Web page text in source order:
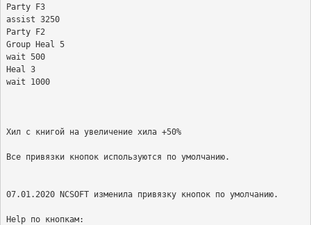
Party F3
assist 3250
Party F2
Group Heal 5
wait 500
Heal 3
wait 1000
Хил с книгой на увеличение хила +50%
Все привязки кнопок используются по умолчанию.
07.01.2020 NCSOFT изменила привязку кнопок по умолчанию.
Help по кнопкам: